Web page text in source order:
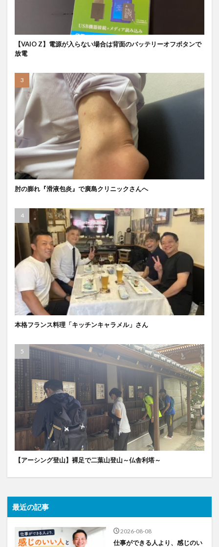
【VAIO Z】電源が入らない場合は背面のバッテリーオフボタンで
放電
肘の膨れ『滑液包炎』で廣島クリニックさんへ
本格フランス料理「キッチンキャラメル」さん
【アーシング登山】裸足で二葉山登山～仏舎利塔～
最近の記事
2026-08-08
仕事ができる人より、感じのい